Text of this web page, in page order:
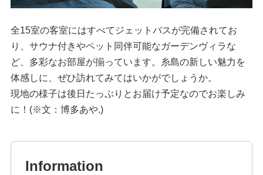
全15室の客室にはすべてジェットバスが完備されてお
り、サウナ付きやペット同伴可能なガーデンヴィラな
ど、多彩なお部屋が揃っています。糸島の新しい魅力を
体感しに、ぜひ訪れてみてはいかがでしょうか。
現地の様子は後日たっぷりとお届け予定なのでお楽しみ
に！(※文：博多あや.)
Information